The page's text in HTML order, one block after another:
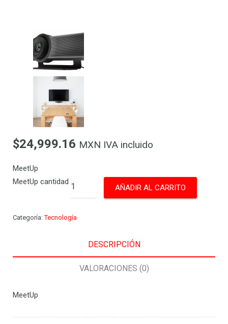
$24,999.16 MXN IVA incluido
MeetUp
MeetUp cantidad
AÑADIR AL CARRITO
Categoría:Tecnología
DESCRIPCIÓN
VALORACIONES (0)
MeetUp